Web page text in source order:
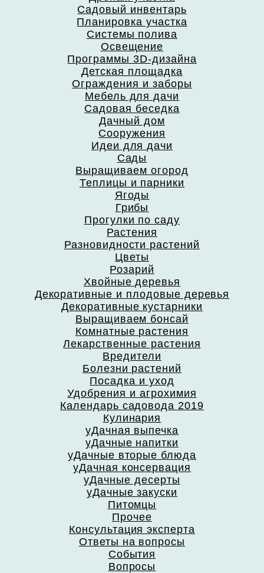
Садовый инвентарь
Планировка участка
Системы полива
Освещение
Программы 3D-дизайна
Детская площадка
Ограждения и заборы
Мебель для дачи
Садовая беседка
Дачный дом
Сооружения
Идеи для дачи
Сады
Выращиваем огород
Теплицы и парники
Ягоды
Грибы
Прогулки по саду
Растения
Разновидности растений
Цветы
Розарий
Хвойные деревья
Декоративные и плодовые деревья
Декоративные кустарники
Выращиваем бонсай
Комнатные растения
Лекарственные растения
Вредители
Болезни растений
Посадка и уход
Удобрения и агрохимия
Календарь садовода 2019
Кулинария
уДачная выпечка
уДачные напитки
уДачные вторые блюда
уДачная консервация
уДачные десерты
уДачные закуски
Питомцы
Прочее
Консультация эксперта
Ответы на вопросы
События
Вопросы